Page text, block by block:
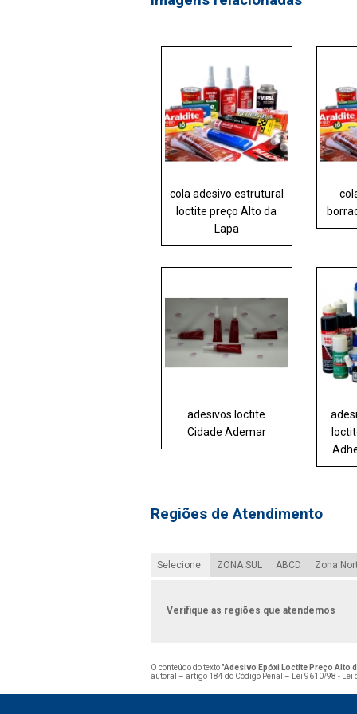
cola adesivo estrutural
loctite preço Alto da
Lapa
adesivos loctite
Cidade Ademar
Regiões de Atendimento
Selecione: ZONA SUL ABCD Zona
Verifique as regiões que atendemos
O conteúdo do texto "Adesivo Epóxi Loctite Preço Alto
autoral – artigo 184 do Código Penal –
Lei 9610/98 -